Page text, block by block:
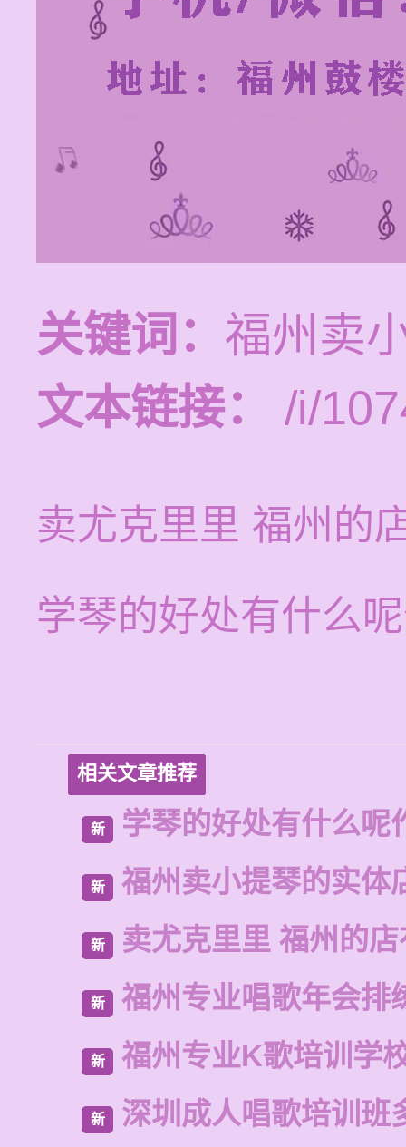
关键词： 福州卖
文本链接：
/i/
卖尤克里里 福州的
学琴的好处有什么
相关文章推荐
新 学琴的好处有什么呢
新 福州卖小提琴的实体
新 卖尤克里里 福州的
新 福州专业唱歌年会排
新 福州专业K歌培训学
新 深圳成人唱歌培训班